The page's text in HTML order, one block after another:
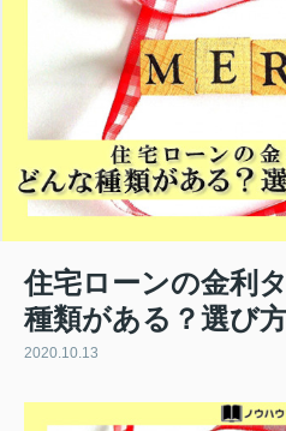
住宅ローンの金利
種類がある？選び
2020.10.13